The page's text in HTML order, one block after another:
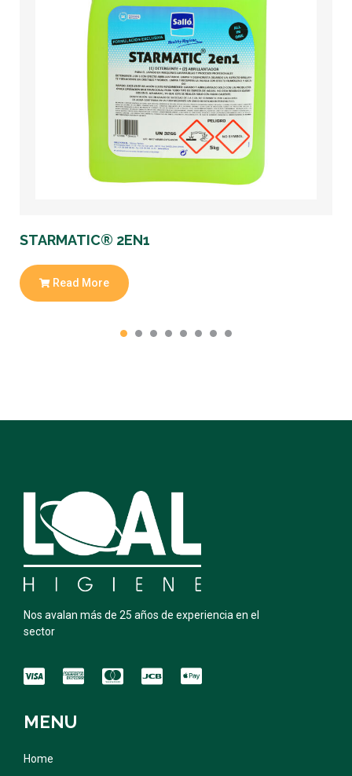
STARMATIC® 2EN1
Read More
Nos avalan más de 25 años de experiencia en el
sector
MENU
Home